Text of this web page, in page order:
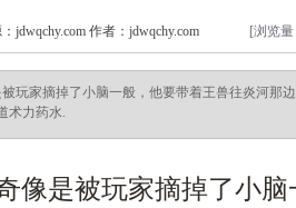
jdwqchy.com 作者：jdwqchy.com [浏览
被玩家摘掉了小脑一般，他要带着王兽往炎河那
术力药水.
像是被玩家摘掉了小